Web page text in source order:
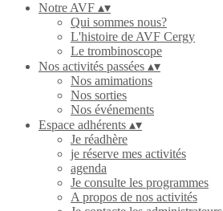
Notre AVF ▴▾
Qui sommes nous?
L'histoire de AVF Cergy
Le trombinoscope
Nos activités passées ▴▾
Nos amimations
Nos sorties
Nos événements
Espace adhérents ▴▾
Je réadhère
je réserve mes activités
agenda
Je consulte les programmes
A propos de nos activités